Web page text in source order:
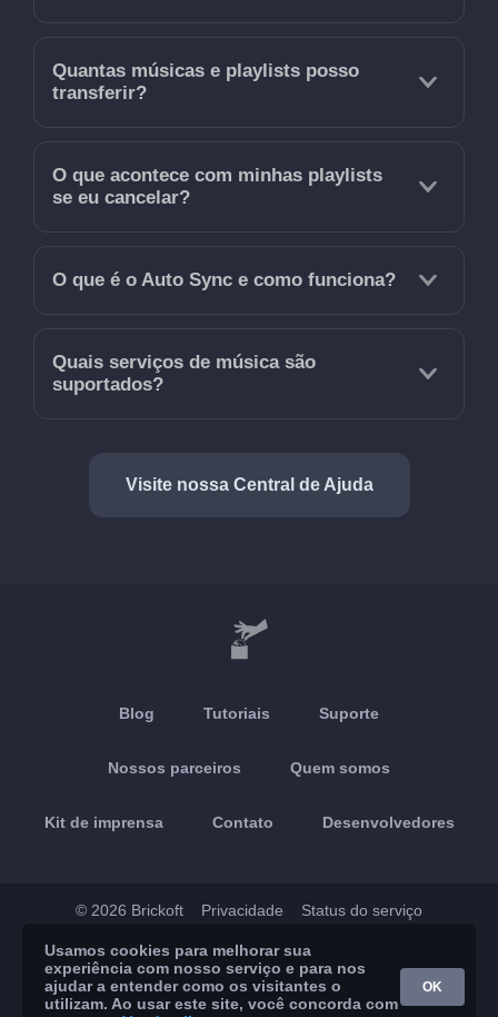
Quantas músicas e playlists posso
transferir?
O que acontece com minhas playlists
se eu cancelar?
O que é o Auto Sync e como funciona?
Quais serviços de música são
suportados?
Visite nossa Central de Ajuda
Blog Tutoriais Suporte
Nossos parceiros Quem somos
Kit de imprensa Contato Desenvolvedores
© 2026 Brickoft Privacidade Status do serviço
App Store Google Play
Usamos cookies para melhorar sua
experiência com nosso serviço e para nos
ajudar a entender como os visitantes o
utilizam. Ao usar este site, você concorda com
OK